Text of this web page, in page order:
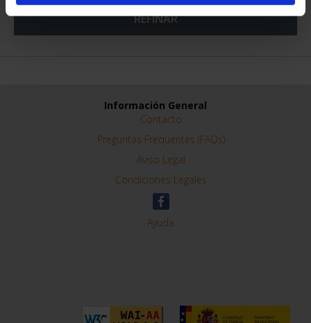
REFINAR
Información General
Contacto
Preguntas Frequentes (FAQs)
Aviso Legal
Condiciones Legales
Ayuda